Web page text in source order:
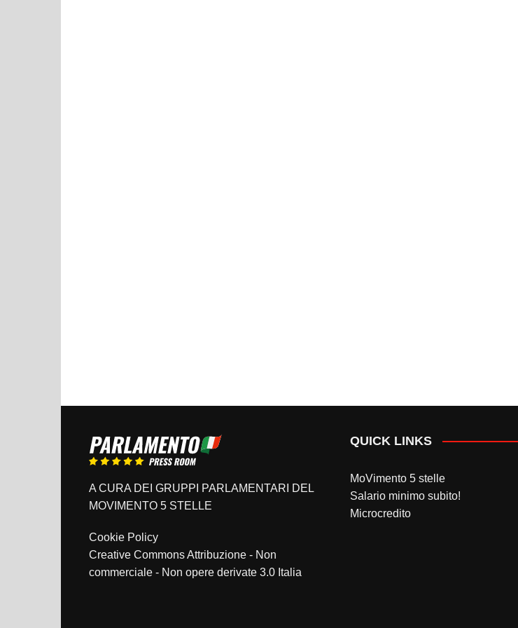
A CURA DEI GRUPPI PARLAMENTARI DEL
MOVIMENTO 5 STELLE
Cookie Policy
Creative Commons Attribuzione - Non
commerciale - Non opere derivate 3.0 Italia
QUICK LINKS
MoVimento 5 stelle
Salario minimo subito!
Microcredito